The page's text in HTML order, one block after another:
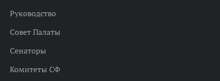
Руководство
Совет Палаты
Сенаторы
Комитеты СФ